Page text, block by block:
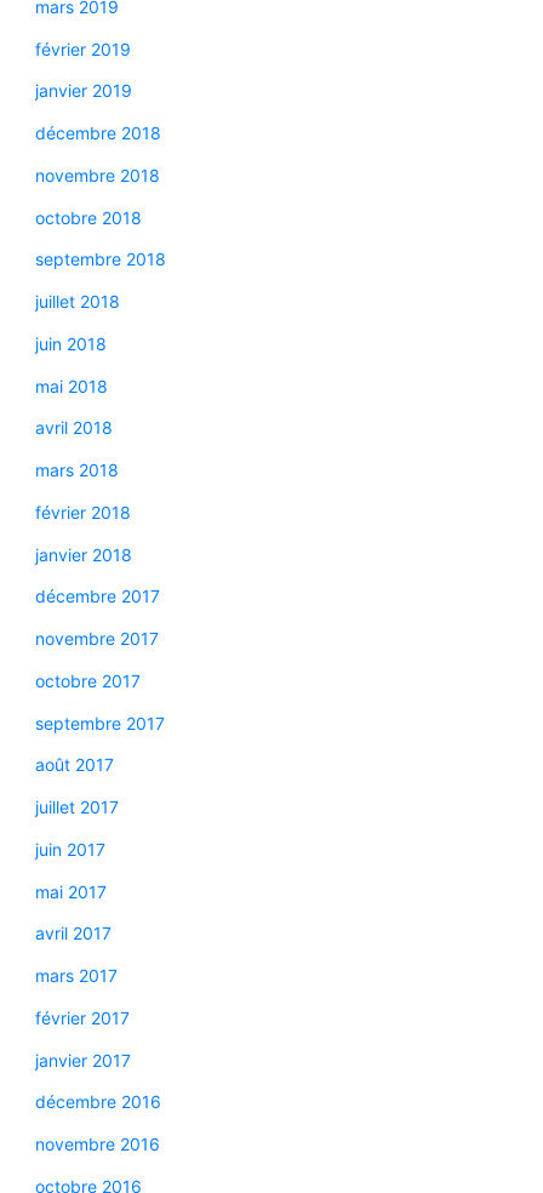
mars 2019
février 2019
janvier 2019
décembre 2018
novembre 2018
octobre 2018
septembre 2018
juillet 2018
juin 2018
mai 2018
avril 2018
mars 2018
février 2018
janvier 2018
décembre 2017
novembre 2017
octobre 2017
septembre 2017
août 2017
juillet 2017
juin 2017
mai 2017
avril 2017
mars 2017
février 2017
janvier 2017
décembre 2016
novembre 2016
octobre 2016